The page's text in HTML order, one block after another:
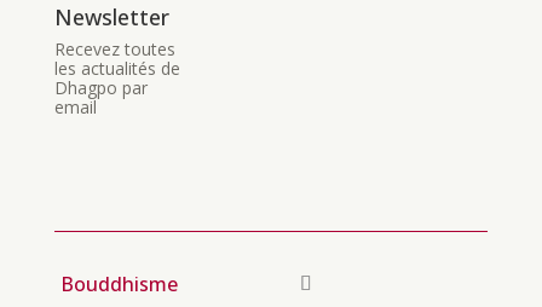
Newsletter
Recevez toutes
les actualités de
Dhagpo par
email
Bouddhisme